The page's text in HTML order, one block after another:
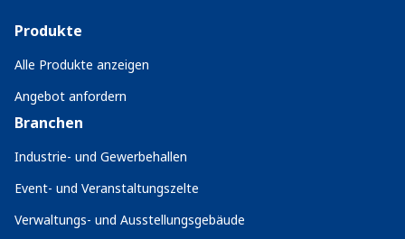
Produkte
Alle Produkte anzeigen
Angebot anfordern
Branchen
Industrie- und Gewerbehallen
Event- und Veranstaltungszelte
Verwaltungs- und Ausstellungsgebäude